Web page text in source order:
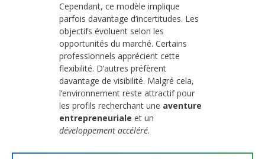
Cependant, ce modèle implique
parfois davantage d’incertitudes. Les
objectifs évoluent selon les
opportunités du marché. Certains
professionnels apprécient cette
flexibilité. D’autres préfèrent
davantage de visibilité. Malgré cela,
l’environnement reste attractif pour
les profils recherchant une aventure
entrepreneuriale et un
développement accéléré.